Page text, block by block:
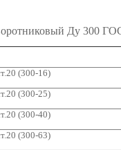
Ду 300
(300-16)
(300-25)
(300-40)
(300-63)